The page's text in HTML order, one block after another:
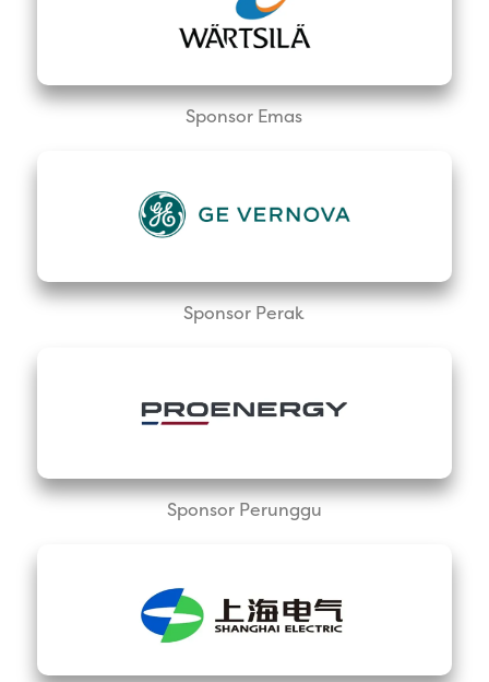
Sponsor Emas
Sponsor Perak
Sponsor Perunggu